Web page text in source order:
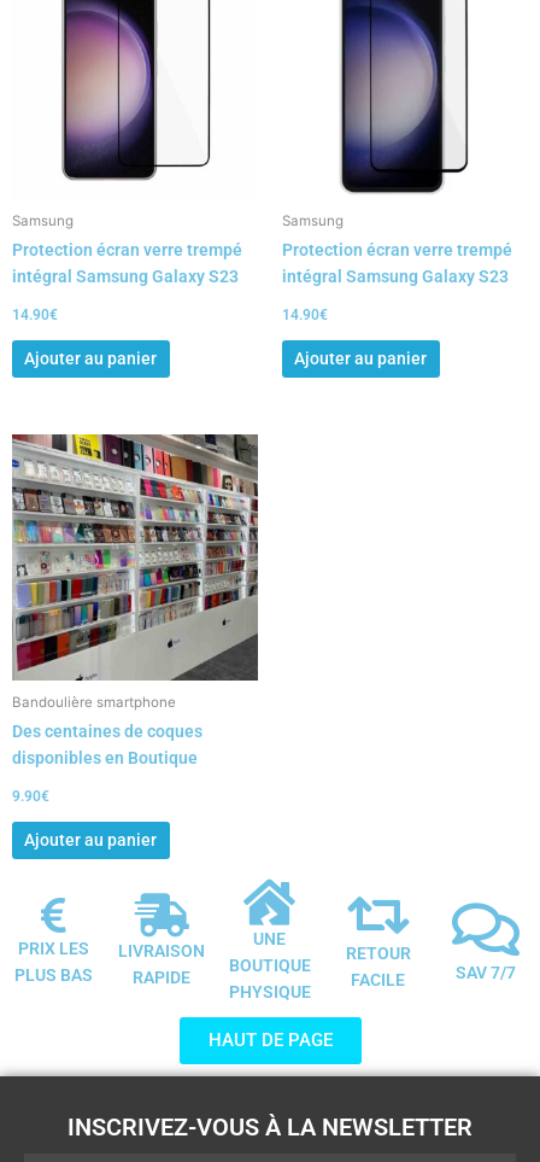
Samsung
Protection écran verre trempé
intégral Samsung Galaxy S23
14.90€
Ajouter au panier
Samsung
Protection écran verre trempé
intégral Samsung Galaxy S23
14.90€
Ajouter au panier
Bandoulière smartphone
Des centaines de coques
disponibles en Boutique
9.90€
Ajouter au panier
PRIX LES
PLUS BAS
LIVRAISON
RAPIDE
UNE
BOUTIQUE
PHYSIQUE
RETOUR
FACILE
SAV 7/7
HAUT DE PAGE
INSCRIVEZ-VOUS À LA NEWSLETTER